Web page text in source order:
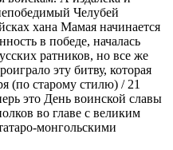
Челубей
хана Мамая начинается
в победе, началась
ратников, но все же
эту битву, которая
(по старому стилю) / 21
это День воинской славы
во главе с великим
монгольскими